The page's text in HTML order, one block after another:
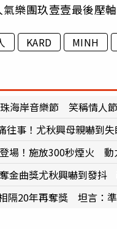
樂團玖壹壹最後壓
KARD MINH
海岸音樂節 笑稱情人
往事！尤秋興母親嚇到
場！施放300秒煙火 動
金曲獎尤秋興嚇到發抖
隔20年再奪獎 坦言：